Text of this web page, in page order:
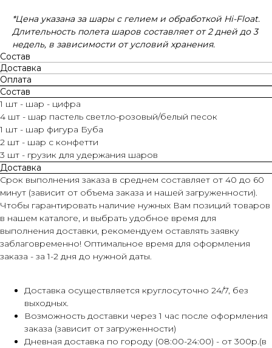
*Цена указана за шары с гелием и обработкой Hi-Float.
Длительность полета шаров составляет от 2 дней до 3
недель, в зависимости от условий хранения.
Состав
Доставка
Оплата
Состав
1 шт - шар - цифра
4 шт - шар пастель светло-розовый/белый песок
1 шт - шар фигура Буба
2 шт - шар с конфетти
3 шт - грузик для удержания шаров
Доставка
Срок выполнения заказа в среднем составляет от 40 до 60
минут (зависит от объема заказа и нашей загруженности).
Чтобы гарантировать наличие нужных Вам позиций товаров
в нашем каталоге, и выбрать удобное время для
выполнения доставки, рекомендуем оставлять заявку
заблаговременно! Оптимальное время для оформления
заказа - за 1-2 дня до нужной даты.
Доставка осуществляется круглосуточно 24/7, без
выходных.
Возможность доставки через 1 час после оформления
заказа (зависит от загруженности)
Дневная доставка по городу (08:00-24:00) - от 300р.(в